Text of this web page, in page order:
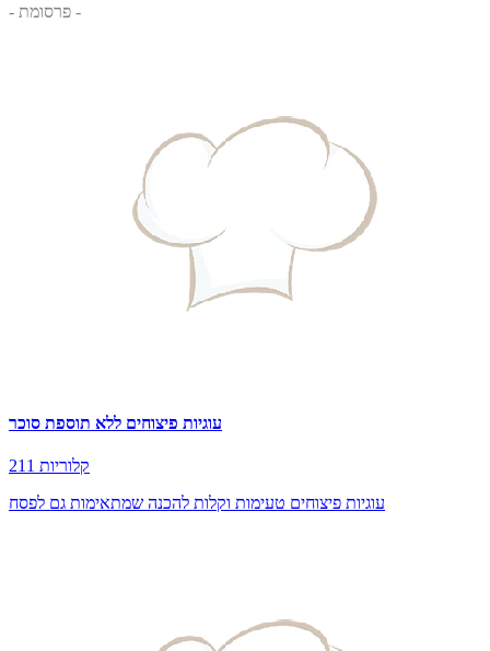
- פרסומת -
עוגיות פיצוחים ללא תוספת סוכר
211 קלוריות
עוגיות פיצוחים טעימות וקלות להכנה שמתאימות גם לפסח